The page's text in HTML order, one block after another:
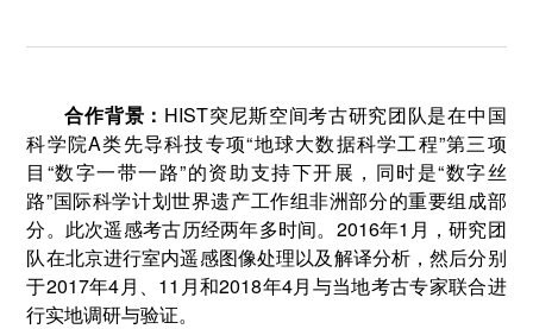
合作背景： HIST突尼斯空间考古研究团队是在中国
科学院A类先导科技专项“地球大数据科学工程”第三项
目“数字一带一路”的资助支持下开展，同时是“数字丝
路”国际科学计划世界遗产工作组非洲部分的重要组成部
分。此次遥感考古历经两年多时间。2016年1月，研究团
队在北京进行室内遥感图像处理以及解译分析，然后分别
于2017年4月、11月和2018年4月与当地考古专家联合进
行实地调研与验证。